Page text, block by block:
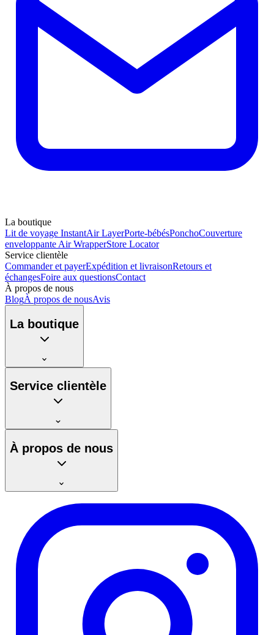
La boutique
Lit de voyage InstantAir LayerPorte-bébésPonchoCouverture
enveloppante Air WrapperStore Locator
Service clientèle
Commander et payerExpédition et livraisonRetours et
échangesFoire aux questionsContact
À propos de nous
BlogÀ propos de nousAvis
La boutique
Service clientèle
À propos de nous